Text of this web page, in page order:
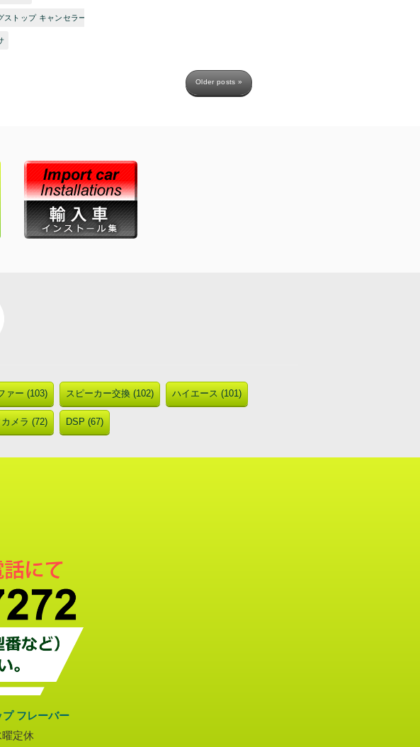
ストップ キャンセラー
Older posts»
ァー (103) スピーカー交換 (102) ハイエース (101)
メラ (72) DSP (67)
フレーバー
定休